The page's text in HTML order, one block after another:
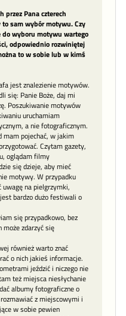
przez Pana czterech
sam wybór motywu. Czy
wyboru motywu wartego
odpowiednio rozwiniętej
to w sobie lub w kimś
jest znalezienie motywów.
się: Panie Boże, daj mi
Poszukiwanie motywów
uruchamiam
a nie fotograficznym.
mam pojechać, w jakim
Czytam gazety,
oglądam filmy
się dzieje, aby mieć
motywy. W przypadku
na pielgrzymki,
bardzo dużo festiwali o
się przypadkowo, bez
zdarzyć się
również warto znać
o nich jakieś informacje.
jeździć i niczego nie
też miejsca niesłychanie
albumy fotograficzne o
z miejscowymi i
w sobie pewien